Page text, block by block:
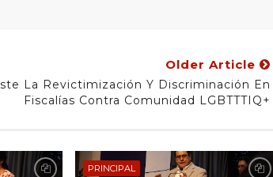
Older Article
La Revictimización Y Discriminación En
Fiscalías Contra Comunidad LGBTTTIQ+
PRINCIPAL